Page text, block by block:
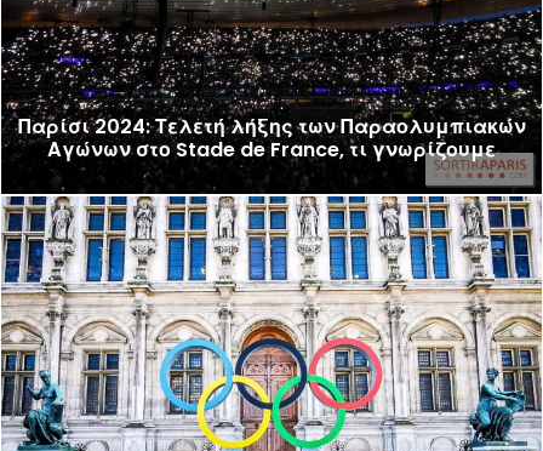
Παρίσι 2024: Τελετή λήξης των Παραολυμπιακών
Αγώνων στο Stade de France, τι γνωρίζουμε